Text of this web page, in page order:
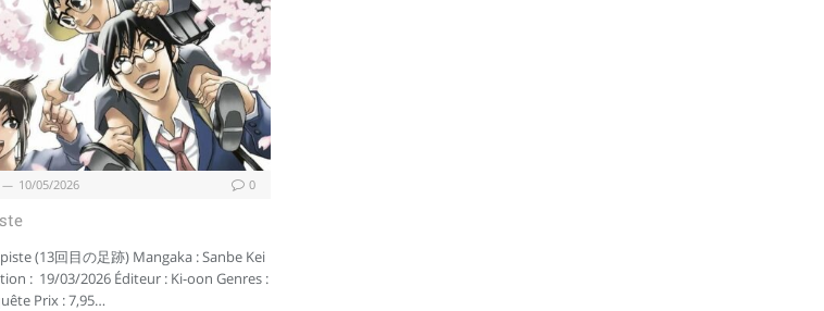
10/05/2026 0
(13回目の足跡) Mangaka : Sanbe Kei
: 19/03/2026 Éditeur : Ki-oon Genres :
Prix : 7,95…